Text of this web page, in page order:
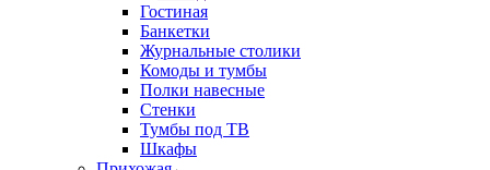
Гостиная
Банкетки
Журнальные столики
Комоды и тумбы
Полки навесные
Стенки
Тумбы под ТВ
Шкафы